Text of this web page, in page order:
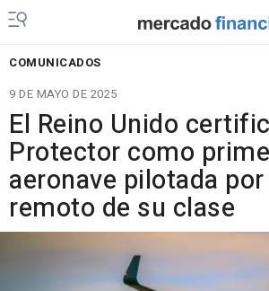
COMUNICADOS
9 DE MAYO DE 2025
El Reino Unido
Protector como
aeronave pilotada
remoto de su clase